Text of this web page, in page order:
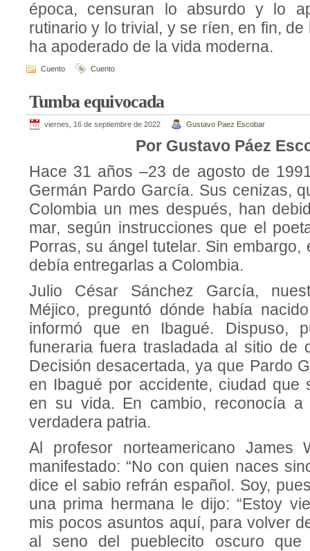
época, censuran lo absurdo y lo
rutinario y lo trivial, y se ríen, en fin,
ha apoderado de la vida moderna.
Cuento Cuento
Tumba equivocada
viernes, 16 de septiembre de 2022 Gustavo Paez Escobar
Por Gustavo Páez
Hace 31 años –23 de agosto de
Germán Pardo García. Sus cenizas,
Colombia un mes después, han
mar, según instrucciones que el
Porras, su ángel tutelar. Sin embargo,
debía entregarlas a Colombia.
Julio César Sánchez García,
Méjico, preguntó dónde había
informó que en Ibagué. Dispuso,
funeraria fuera trasladada al sitio de
Decisión desacertada, ya que Pardo
en Ibagué por accidente, ciudad que
en su vida. En cambio, reconocía a
verdadera patria.
Al profesor norteamericano James
manifestado: “No con quien naces
dice el sabio refrán español. Soy,
una prima hermana le dijo: “Estoy
mis pocos asuntos aquí, para volver
al seno del pueblecito oscuro que